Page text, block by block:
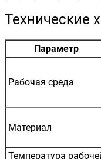
Технические
Параметр
Рабочая среда
Материал
Температура